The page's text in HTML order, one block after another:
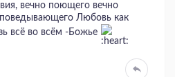
вечно поющего вечно
Любовь как
всё во всём -Божье